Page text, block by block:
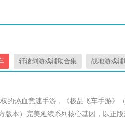
轩辕剑游戏辅助合集 战地游戏辅
的热血竞速手游，《极品飞车手游》
版本）完美延续系列核心基因，以正